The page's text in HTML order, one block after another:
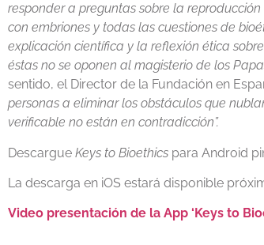
responder a preguntas sobre la
con embriones y todas las cuestiones de
explicación científica y la reflexión ética
éstas no se oponen al magisterio de los
sentido, el Director de la Fundación en
personas a eliminar los obstáculos que
verificable no están en contradicción”.
Descargue Keys to Bioethics para Android
La descarga en iOS estará disponible
Video presentación de la App ‘Keys to